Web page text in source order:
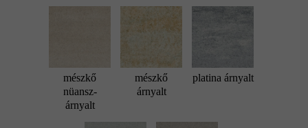
mészkő
nüansz-
árnyalt
mészkő
árnyalt
platina árnyalt